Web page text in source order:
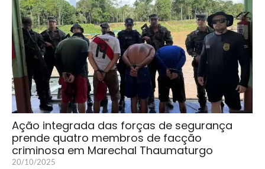
Ação integrada das forças de segurança
prende quatro membros de facção
criminosa em Marechal Thaumaturgo
20/10/2025